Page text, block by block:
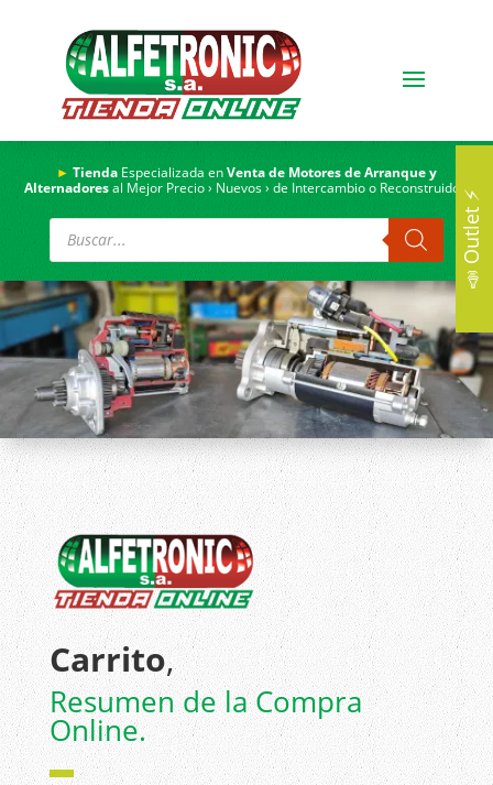
► Tienda Especializada enVenta de Motores de Arranque y
Alternadoresal Mejor Precio › Nuevos › de Intercambio o Reconstruidos.
Búsqueda
productos
Carrito,
Resumen de la Compra
Online.
▬
📣 Outlet ⚡